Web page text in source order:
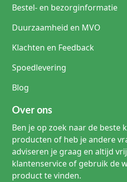
Bestel- en bezorginformatie
Duurzaamheid en MVO
Klachten en Feedback
Spoedlevering
Blog
Over ons
Ben je op zoek naar de beste
producten of heb je andere
adviseren je graag en altijd
klantenservice of gebruik de
product te vinden.